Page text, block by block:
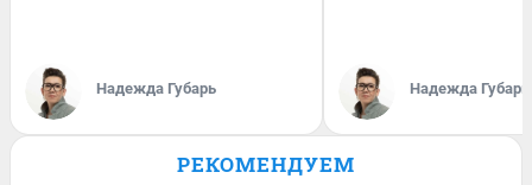
Надежда Губарь Надежда Губарь
РЕКОМЕНДУЕМ